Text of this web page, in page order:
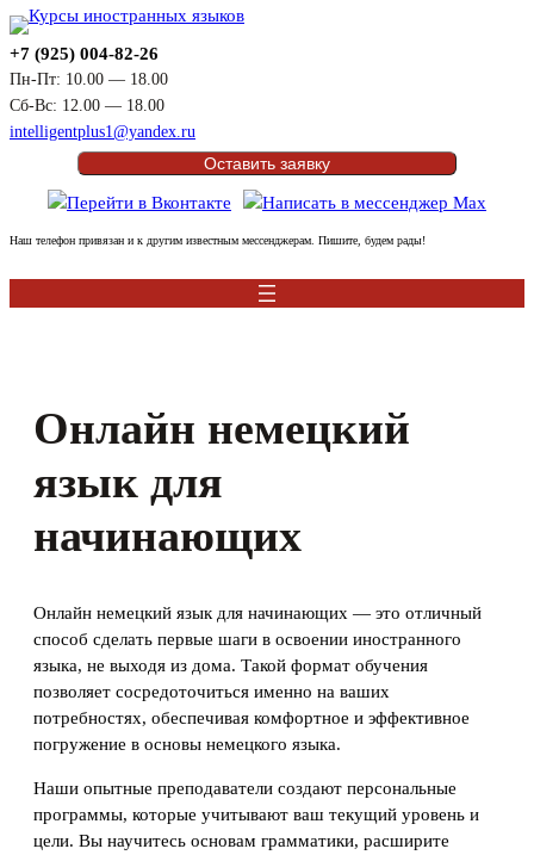
Перейти
к
содержимому
+7 (925) 004-82-26
Пн-Пт: 10.00 — 18.00
Сб-Вс: 12.00 — 18.00
intelligentplus1@yandex.ru
Оставить заявку
Наш телефон привязан и к другим известным мессенджерам. Пишите, будем рады!
Онлайн немецкий
язык для
начинающих
Онлайн немецкий язык для начинающих — это отличный
способ сделать первые шаги в освоении иностранного
языка, не выходя из дома. Такой формат обучения
позволяет сосредоточиться именно на ваших
потребностях, обеспечивая комфортное и эффективное
погружение в основы немецкого языка.
Наши опытные преподаватели создают персональные
программы, которые учитывают ваш текущий уровень и
цели. Вы научитесь основам грамматики, расширите